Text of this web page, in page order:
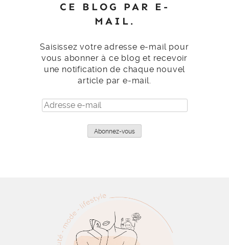
CE BLOG PAR E-
MAIL.
Saisissez votre adresse e-mail pour
vous abonner à ce blog et recevoir
une notification de chaque nouvel
article par e-mail.
Adresse
e-
Abonnez-vous